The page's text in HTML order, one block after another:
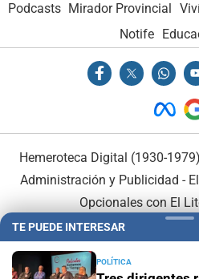
Podcasts Mirador Provincial
Notife
Hemeroteca Digital (1930-1979)
Administración y Publicidad -
Opcionales con El
TE PUEDE INTERESAR
POLÍTICA